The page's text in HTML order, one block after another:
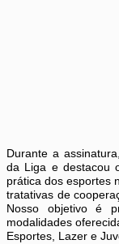
Durante a
da Liga e destacou
prática dos esportes
tratativas de
Nosso objetivo é
modalidades
Esportes, Lazer e